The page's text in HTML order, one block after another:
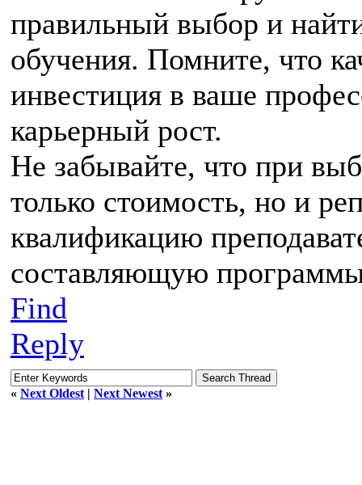
правильный выбор и
обучения. Помните, что
инвестиция в ваше
карьерный рост.
Не забывайте, что при
только стоимость, но и
квалификацию
составляющую
Find
Reply
« Next Oldest | Next Newest »